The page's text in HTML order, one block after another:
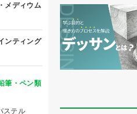
メディウム
ンティング
筆・ペン類
ステル